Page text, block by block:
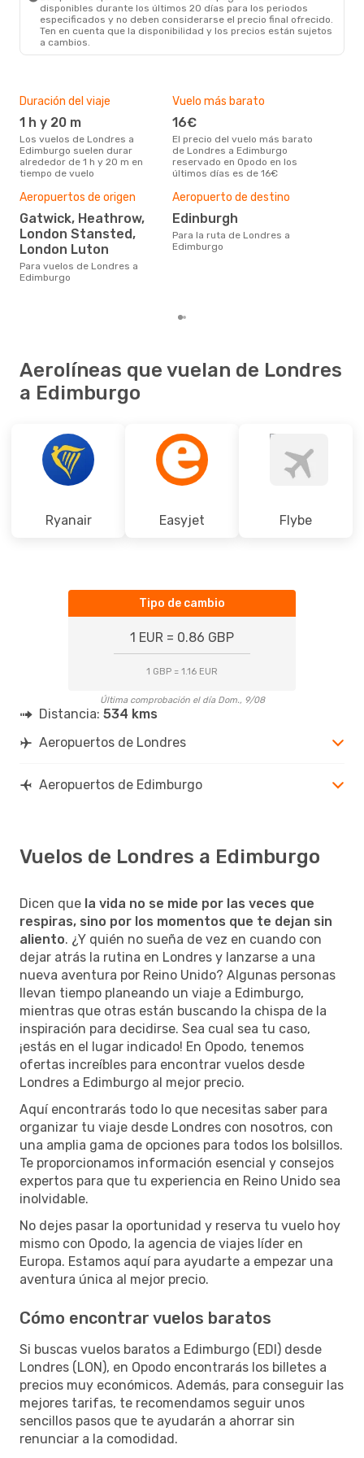
disponibles durante los últimos 20 días para los periodos
especificados y no deben considerarse el precio final ofrecido.
Ten en cuenta que la disponibilidad y los precios están sujetos
a cambios.
Duración del viaje
1 h y 20 m
Los vuelos de Londres a
Edimburgo suelen durar
alrededor de 1 h y 20 m en
tiempo de vuelo
Vuelo más barato
16€
El precio del vuelo más barato
de Londres a Edimburgo
reservado en Opodo en los
últimos días es de 16€
Aeropuertos de origen
Gatwick, Heathrow,
London Stansted,
London Luton
Para vuelos de Londres a
Edimburgo
Aeropuerto de destino
Edinburgh
Para la ruta de Londres a
Edimburgo
Aerolíneas que vuelan de Londres
a Edimburgo
Ryanair Easyjet Flybe
Tipo de cambio
1 EUR = 0.86 GBP
1 GBP = 1.16 EUR
Última comprobación el día Dom., 9/08
Distancia: 534 kms
Aeropuertos de Londres
Aeropuertos de Edimburgo
Vuelos de Londres a Edimburgo
Dicen que la vida no se mide por las veces que
respiras, sino por los momentos que te dejan sin
aliento. ¿Y quién no sueña de vez en cuando con
dejar atrás la rutina en Londres y lanzarse a una
nueva aventura por Reino Unido? Algunas personas
llevan tiempo planeando un viaje a Edimburgo,
mientras que otras están buscando la chispa de la
inspiración para decidirse. Sea cual sea tu caso,
¡estás en el lugar indicado! En Opodo, tenemos
ofertas increíbles para encontrar vuelos desde
Londres a Edimburgo al mejor precio.
Aquí encontrarás todo lo que necesitas saber para
organizar tu viaje desde Londres con nosotros, con
una amplia gama de opciones para todos los bolsillos.
Te proporcionamos información esencial y consejos
expertos para que tu experiencia en Reino Unido sea
inolvidable.
No dejes pasar la oportunidad y reserva tu vuelo hoy
mismo con Opodo, la agencia de viajes líder en
Europa. Estamos aquí para ayudarte a empezar una
aventura única al mejor precio.
Cómo encontrar vuelos baratos
Si buscas vuelos baratos a Edimburgo (EDI) desde
Londres (LON), en Opodo encontrarás los billetes a
precios muy económicos. Además, para conseguir las
mejores tarifas, te recomendamos seguir unos
sencillos pasos que te ayudarán a ahorrar sin
renunciar a la comodidad.